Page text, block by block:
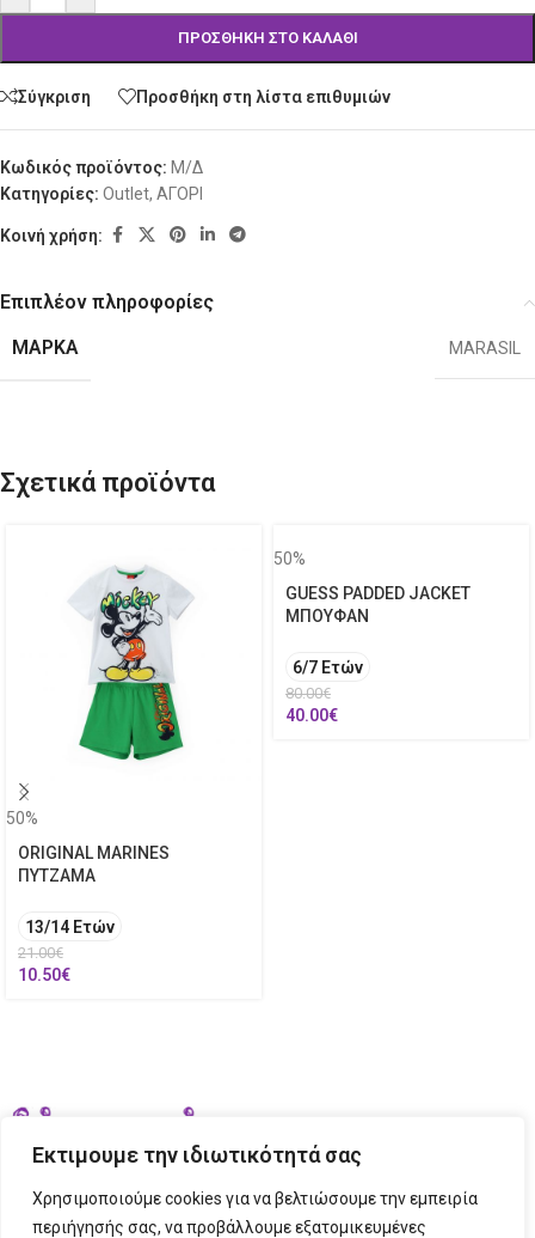
Εκτιμουμε την ιδιωτικότητά σας
Χρησιμοποιούμε cookies για να βελτιώσουμε την εμπειρία
περιήγησής σας, να προβάλλουμε εξατομικευμένες
ΠΡΟΣΘΉΚΗ ΣΤΟ ΚΑΛΆΘΙ
Σύγκριση Προσθήκη στη λίστα επιθυμιών
Κωδικός προϊόντος: Μ/Δ
Κατηγορίες: Outlet, ΑΓΟΡΙ
Κοινή χρήση:
Επιπλέον πληροφορίες
ΜΆΡΚΑ
MARASIL
Σχετικά προϊόντα
50%
ORIGINAL MARINES
ΠΥΤΖΑΜΑ
13/14 Ετών
21.00€
10.50€
50%
GUESS PADDED JACKET
ΜΠΟΥΦΑΝ
6/7 Ετών
80.00€
40.00€